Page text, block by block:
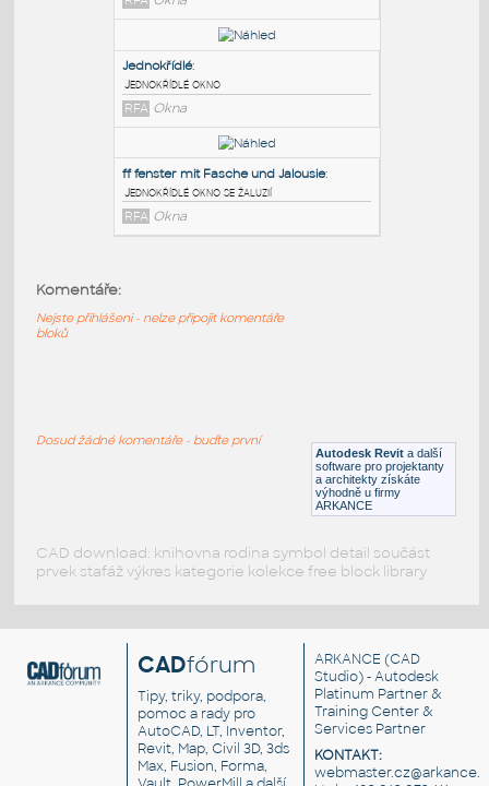
Jednokridle sikme osteni
Jednokřídlé okno se šikmým ostěním,
parametrické
RFA Okna
FF 1fl gewoelbt:
Okno jednokřídlé, parametrické
RFA Okna
Jednokřídlé okno se žaluzií
Autodesk Revit a další
software pro projektanty
a architekty získáte
výhodně u firmy
ARKANCE
Komentáře:
Nejste přihlášeni - nelze připojit komentáře
bloků
Dosud žádné komentáře - buďte první
CAD download: knihovna rodina symbol detail součást
prvek stafáž výkres kategorie kolekce free block library
CADfórum
Tipy, triky, podpora,
pomoc a rady pro
AutoCAD, LT, Inventor,
Revit, Map, Civil 3D, 3ds
Max, Fusion, Forma,
ARKANCE (CAD
Studio) - Autodesk
Platinum Partner &
Training Center &
Services Partner
KONTAKT: